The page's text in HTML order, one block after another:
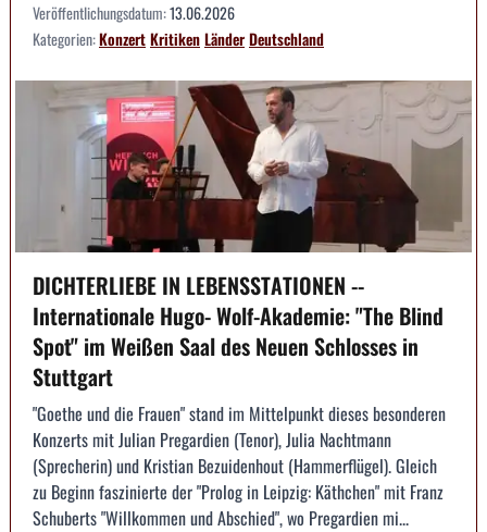
Veröffentlichungsdatum:13.06.2026
Kategorien:KonzertKritikenLänderDeutschland
DICHTERLIEBE IN LEBENSSTATIONEN --
Internationale Hugo- Wolf-Akademie: "The Blind
Spot" im Weißen Saal des Neuen Schlosses in
Stuttgart
"Goethe und die Frauen" stand im Mittelpunkt dieses besonderen
Konzerts mit Julian Pregardien (Tenor), Julia Nachtmann
(Sprecherin) und Kristian Bezuidenhout (Hammerflügel). Gleich
zu Beginn faszinierte der "Prolog in Leipzig: Käthchen" mit Franz
Schuberts "Willkommen und Abschied", wo Pregardien mi...